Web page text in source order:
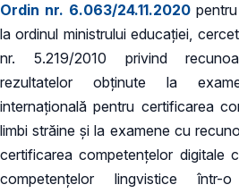
Ordin nr. 6.063/24.11.2020
la ordinul ministrului educaţiei,
nr. 5.219/2010 privind
rezultatelor obţinute la
internaţională pentru certificarea
limbi străine şi la examene cu
certificarea competenţelor digitale
competenţelor lingvistice